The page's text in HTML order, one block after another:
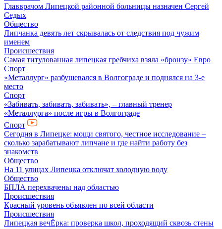
Главврачом Липецкой районной больницы назначен Сергей
Седых
Общество
Липчанка девять лет скрывалась от следствия под чужим
именем
Происшествия
Самая титулованная липецкая гребчиха взяла «бронзу» Евро
Спорт
«Металлург» разбушевался в Волгограде и поднялся на 3-е
место
Спорт
«Забивать, забивать, забивать», – главный тренер
«Металлурга» после игры в Волгограде
Спорт
Сегодня в Липецке: мощи святого, честное исследование –
сколько зарабатывают липчане и где найти работу без
знакомств
Общество
На 11 улицах Липецка отключат холодную воду
Общество
БПЛА перехвачены над областью
Происшествия
Красный уровень объявлен по всей области
Происшествия
Липецкая вечЁрка: проверка школ, проходящий сквозь стены